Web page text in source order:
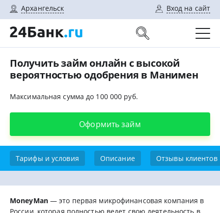
Архангельск Вход на сайт
Получить займ онлайн с высокой
вероятностью одобрения в Манимен
Максимальная сумма до 100 000 руб.
Оформить займ
Тарифы и условия Описание Отзывы клиентов
MoneyMan — это первая микрофинансовая компания в